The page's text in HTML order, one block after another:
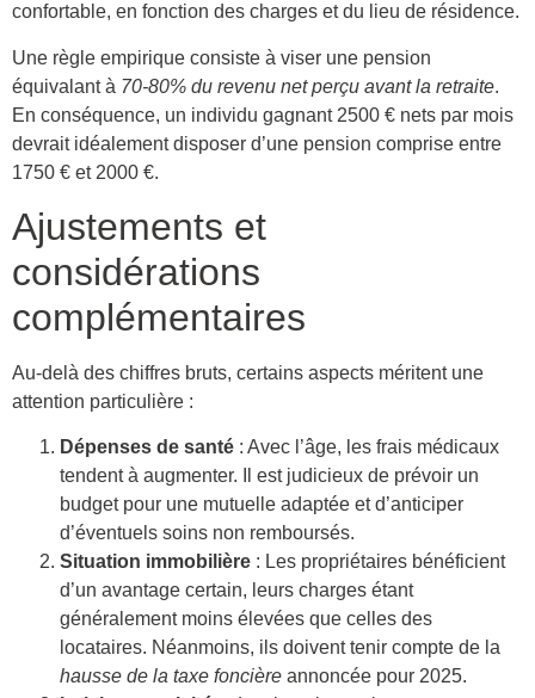
confortable, en fonction des charges et du lieu de résidence.
Une règle empirique consiste à viser une pension
équivalant à 70-80% du revenu net perçu avant la retraite.
En conséquence, un individu gagnant 2500 € nets par mois
devrait idéalement disposer d’une pension comprise entre
1750 € et 2000 €.
Ajustements et
considérations
complémentaires
Au-delà des chiffres bruts, certains aspects méritent une
attention particulière :
Dépenses de santé : Avec l’âge, les frais médicaux
tendent à augmenter. Il est judicieux de prévoir un
budget pour une mutuelle adaptée et d’anticiper
d’éventuels soins non remboursés.
Situation immobilière : Les propriétaires bénéficient
d’un avantage certain, leurs charges étant
généralement moins élevées que celles des
locataires. Néanmoins, ils doivent tenir compte de la
hausse de la taxe foncière annoncée pour 2025.